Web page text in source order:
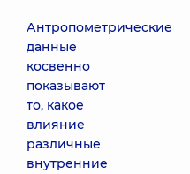
Антропометрические
данные
косвенно
показывают
то, какое
влияние
различные
внутренние